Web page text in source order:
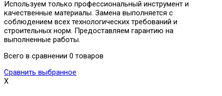
Используем только профессиональный инструмент и
качественные материалы. Замена выполняется с
соблюдением всех технологических требований и
строительных норм. Предоставляем гарантию на
выполненные работы.
Всего в сравнении 0 товаров
Сравнить выбранное
X